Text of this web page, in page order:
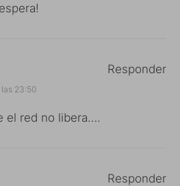
las 23:50
el red no libera….
Responder
Responder